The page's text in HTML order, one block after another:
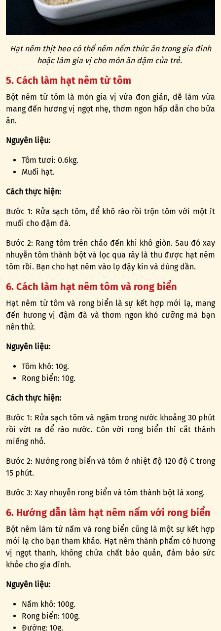
Hạt nêm thịt heo có thể nêm nếm thức ăn trong gia đình
hoặc làm gia vị cho món ăn dặm của trẻ.
5. Cách làm hạt nêm từ tôm
Bột nêm từ tôm là món gia vị vừa đơn giản, dễ làm vừa
mang đến hương vị ngọt nhẹ, thơm ngon hấp dẫn cho bữa
ăn.
Nguyên liệu:
Tôm tươi: 0.6kg.
Muối hạt.
Cách thực hiện:
Bước 1: Rửa sạch tôm, để khô ráo rồi trộn tôm với một ít
muối cho đậm đà.
Bước 2: Rang tôm trên chảo đến khi khô giòn. Sau đó xay
nhuyễn tôm thành bột và lọc qua rây là thu được hạt nêm
tôm rồi. Bạn cho hạt nêm vào lọ đậy kín và dùng dần.
6. Cách làm hạt nêm tôm và rong biển
Hạt nêm từ tôm và rong biển là sự kết hợp mới lạ, mang
đến hương vị đậm đà và thơm ngon khó cưỡng mà bạn
nên thử.
Nguyên liệu:
Tôm khô: 10g.
Rong biển: 10g.
Cách thực hiện:
Bước 1: Rửa sạch tôm và ngâm trong nước khoảng 30 phút
rồi vớt ra để ráo nước. Còn với rong biển thì cắt thành
miếng nhỏ.
Bước 2: Nướng rong biển và tôm ở nhiệt độ 120 độ C trong
15 phút.
Bước 3: Xay nhuyễn rong biển và tôm thành bột là xong.
6. Hướng dẫn làm hạt nêm nấm với rong biển
Bột nêm làm từ nấm và rong biển cũng là một sự kết hợp
mới lạ cho bạn tham khảo. Hạt nêm thành phẩm có hương
vị ngọt thanh, không chứa chất bảo quản, đảm bảo sức
khỏe cho gia đình.
Nguyên liệu:
Nấm khô: 100g.
Rong biển: 100g.
Đường: 10g.